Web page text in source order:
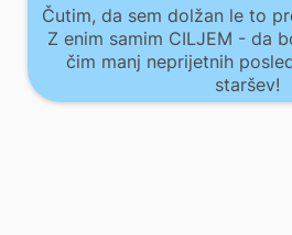
Čutim, da sem dolžan le to
Z enim samim CILJEM - da
čim manj neprijetnih
staršev!